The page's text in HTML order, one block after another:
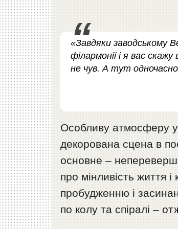
«Завдяки заводському
філармонії і я вас
не чув. А тут одночасно
Особливу атмосферу
декорована сцена в
основне –
про мінливість життя
пробудженню і
по колу та спіралі –